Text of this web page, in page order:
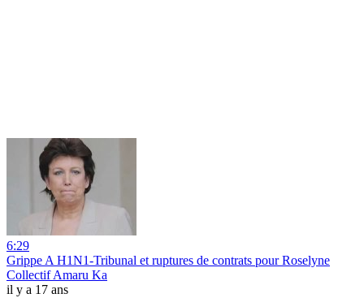
6:29
Grippe A H1N1-Tribunal et ruptures de contrats pour Roselyne
Collectif Amaru Ka
il y a 17 ans